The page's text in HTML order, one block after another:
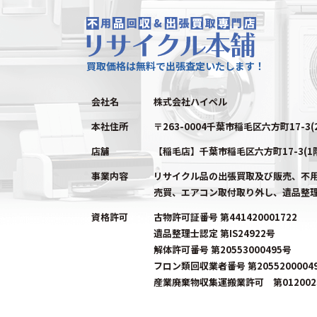
買取価格は無料で出張査定いたします！
会社名
株式会社ハイペル
本社住所
〒263-0004千葉市稲毛区六方町17-
店舗
【稲毛店】千葉市稲毛区六方町17-3(1
事業内容
リサイクル品の出張買取及び販売、不
売買、エアコン取付取り外し、遺品整
資格許可
古物許可証番号 第441420001722
遺品整理士認定 第IS24922号
解体許可番号 第20553000495号
フロン類回収業者番号 第
産業廃棄物収集運搬業許可 第